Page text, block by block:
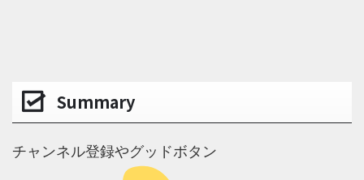
Summary
チャンネル登録やグッドボタン